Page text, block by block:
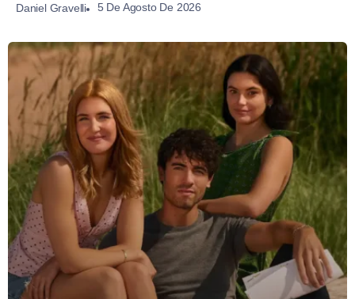
Daniel Gravelli 5 De Agosto De 2026